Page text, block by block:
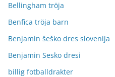
Bellingham tröja
Benfica tröja barn
Benjamin šeško dres slovenija
Benjamin Sesko dresi
billig fotballdrakter